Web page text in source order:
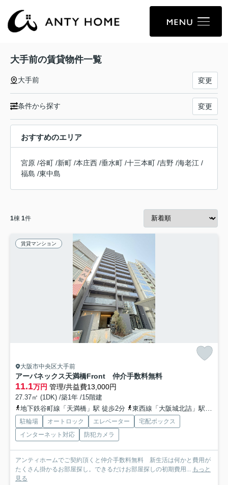
大手前の賃貸物件一覧
大手前 変更
条件から探す 変更
おすすめのエリア
宮原 /谷町 /新町 /本庄西 /垂水町 /十三本町 /吉野 /海老江 /
福島 /東中島
1棟 1件
賃貸マンション
大阪市中央区大手前
アーバネックス天満橋Front 仲介手数料無料
11.1万円 管理/共益費13,000円
27.37㎡ (1DK) /築1年 /15階建
地下鉄谷町線「天満橋」駅 徒歩2分
東西線「大阪城北詰」駅 徒歩12分
駐輪場 オートロック エレベーター
宅配ボックス
インターネット対応
防犯カメラ
アンティホームでご契約頂くと仲介手数料無料 新生活は何かと費用が
たくさん掛かるお部屋探し。できるだけお部屋探しの初期費用...
もっと
見る